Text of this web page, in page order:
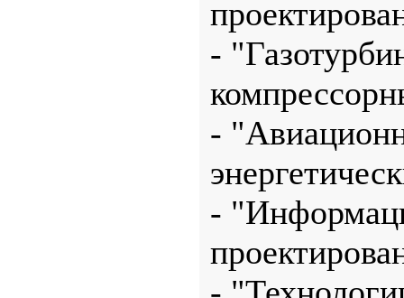
-
-
-